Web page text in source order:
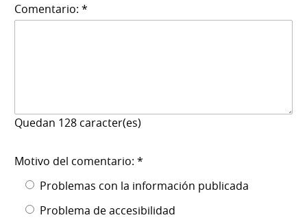
Comentario: *
Quedan 128 caracter(es)
Motivo del comentario: *
Problemas con la información publicada
Problema de accesibilidad